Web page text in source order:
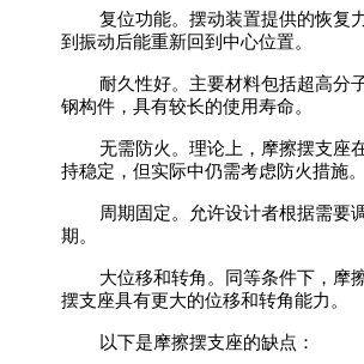
复位功能。摆动装置提供的恢复
到振动后能重新回到中心位置。
耐久性好。主要材料包括超高分
钢构件，具有较长的使用寿命。
无需防火。理论上，摩擦摆支座
持稳定，但实际中仍需考虑防火措施。
周期固定。允许设计者根据需要
期。
大位移和转角。同等条件下，摩
摆支座具有更大的位移和转角能力。
以下是摩擦摆支座的缺点：